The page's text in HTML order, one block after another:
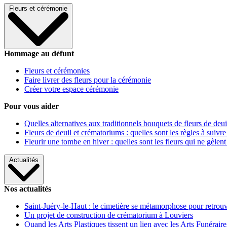
Fleurs et cérémonie
Hommage au défunt
Fleurs et cérémonies
Faire livrer des fleurs pour la cérémonie
Créer votre espace cérémonie
Pour vous aider
Quelles alternatives aux traditionnels bouquets de fleurs de
Fleurs de deuil et crématoriums : quelles sont les règles à
Fleurir une tombe en hiver : quelles sont les fleurs qui ne gèlent
Actualités
Nos actualités
Saint-Juéry-le-Haut : le cimetière se métamorphose pour
Un projet de construction de crématorium à Louviers
Quand les Arts Plastiques tissent un lien avec les Arts